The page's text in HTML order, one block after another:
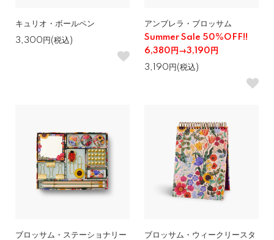
キュリオ・ボールペン
3,300円(税込)
アンブレラ・ブロッサム
Summer Sale 50%OFF!!
6,380円→3,190円
3,190円(税込)
ブロッサム・ステーショナリー
ブロッサム・ウィークリースタ